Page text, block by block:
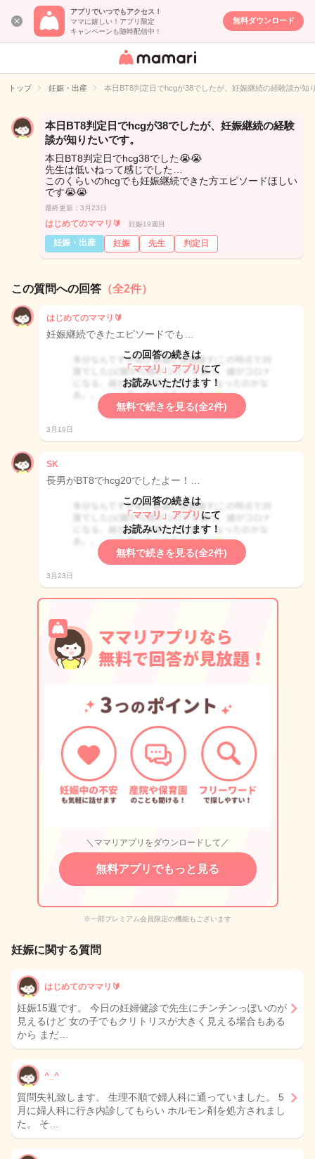
アプリでいつでもアクセス！
ママに嬉しい！アプリ限定
キャンペーンも随時配信中！
無料ダウンロード
女性専用匿名QA
イト
トップ 妊娠・出産 本日BT8判定日でhcgが38でしたが、妊娠継続の経験談が知
本日BT8判定日でhcgが38でしたが、妊娠継続の経験
談が知りたいです。
本日BT8判定日でhcg38でした😭😭
先生は低いねって感じでした…
このくらいのhcgでも妊娠継続できた方エピソードほしい
です😭😭
最終更新：3月23日
はじめてのママリ🔰 妊娠19週目
妊娠・出産 妊娠 先生 判定日
この質問への回答 （全2件）
はじめてのママリ🔰
妊娠継続できたエピソードでも…
この回答の続きは
「ママリ」アプリ にて
お読みいただけます！
無料で続きを見る(全2件)
3月19日
SK
長男がBT8でhcg20でしたよー！…
この回答の続きは
「ママリ」アプリ にて
お読みいただけます！
無料で続きを見る(全2件)
3月23日
＼ママリアプリをダウンロードして／
無料アプリでもっと見る
※一部プレミアム会員限定の機能もございます
妊娠に関する質問
はじめてのママリ🔰
妊娠15週です。 今日の妊婦健診で先生にチンチンっぽいのが
見えるけど 女の子でもクリトリスが大きく見える場合もある
から まだ…
^_^
質問失礼致します。 生理不順で婦人科に通っていました。 5
月に婦人科に行き内診してもらい ホルモン剤を処方されまし
た。 そ…